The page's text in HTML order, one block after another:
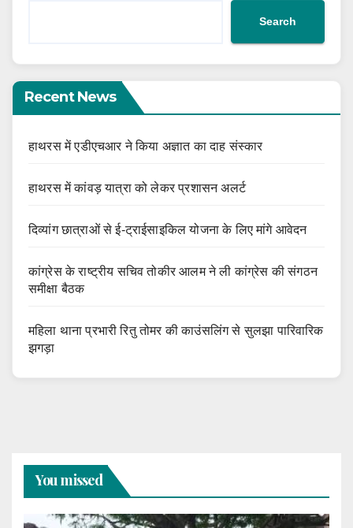
Search
Recent News
हाथरस में एडीएचआर ने किया अज्ञात का दाह संस्कार
हाथरस में कांवड़ यात्रा को लेकर प्रशासन अलर्ट
दिव्यांग छात्राओं से ई-ट्राईसाइकिल योजना के लिए मांगे आवेदन
कांग्रेस के राष्ट्रीय सचिव तोकीर आलम ने ली कांग्रेस की संगठन
समीक्षा बैठक
महिला थाना प्रभारी रितु तोमर की काउंसलिंग से सुलझा पारिवारिक
झगड़ा
You missed